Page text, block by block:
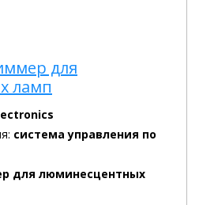
для
ламп
система управления по
для люминесцентных